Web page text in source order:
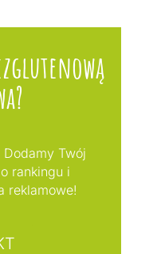
Twój
rankingu i
reklamowe!